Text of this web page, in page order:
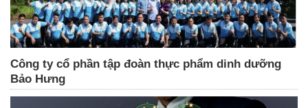
Công ty cổ phần tập đoàn thực phẩm dinh dưỡng
Bảo Hưng